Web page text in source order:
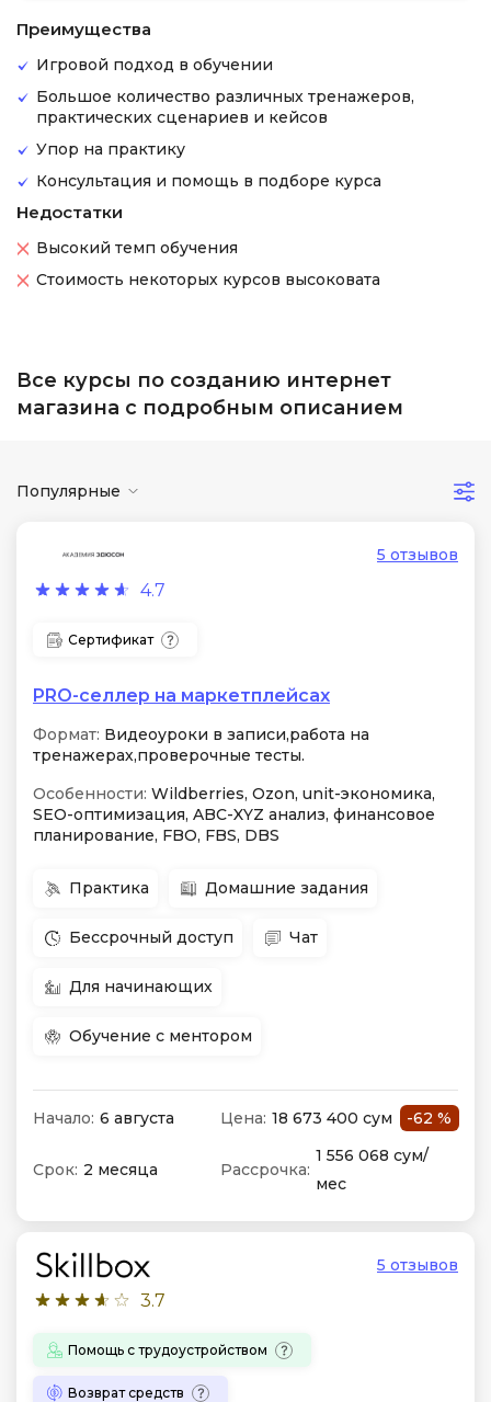
Преимущества
Игровой подход в обучении
Большое количество различных тренажеров,
практических сценариев и кейсов
Упор на практику
Консультация и помощь в подборе курса
Недостатки
Высокий темп обучения
Стоимость некоторых курсов высоковата
Все курсы по созданию интернет
магазина с подробным описанием
Популярные
4.7
5 отзывов
Сертификат
PRO-селлер на маркетплейсах
Формат: Видеоуроки в записи,работа на
тренажерах,проверочные тесты.
Особенности: Wildberries, Ozon, unit-экономика,
SEO-оптимизация, ABC-XYZ анализ, финансовое
планирование, FBO, FBS, DBS
Практика Домашние задания
Бессрочный доступ Чат
Для начинающих
Обучение с ментором
Начало: 6 августа Цена: 18 673 400 сум -62 %
Срок: 2 месяца Рассрочка:
1 556 068 сум/
мес
3.7
5 отзывов
Помощь с трудоустройством
Возврат средств